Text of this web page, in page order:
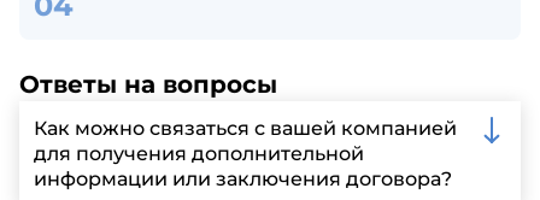
Ответы на вопросы
Как можно связаться с вашей компанией
для получения дополнительной
информации или заключения договора?